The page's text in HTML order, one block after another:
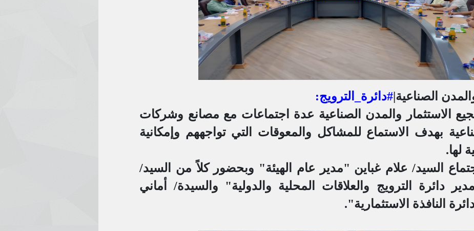
الصناعية|#دائرة_الترويج:
الاستثمار والمدن الصناعية عدة اجتماعات مع مصانع وشركات
بهدف الاستماع للمشاكل والمعوقات التي تواجههم وإمكانية
لها.
السيد/ علام غباين "مدير عام الهيئة" وبحضور كلاً من السيد/
دائرة الترويج والعلاقات المحلية والدولية" والسيدة/ أماني
النافذة الاستثمارية".